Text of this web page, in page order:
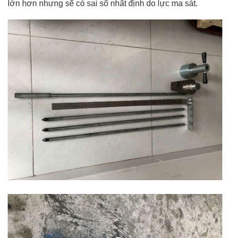
lớn hơn nhưng sẽ có sai số nhất định do lực ma sát.